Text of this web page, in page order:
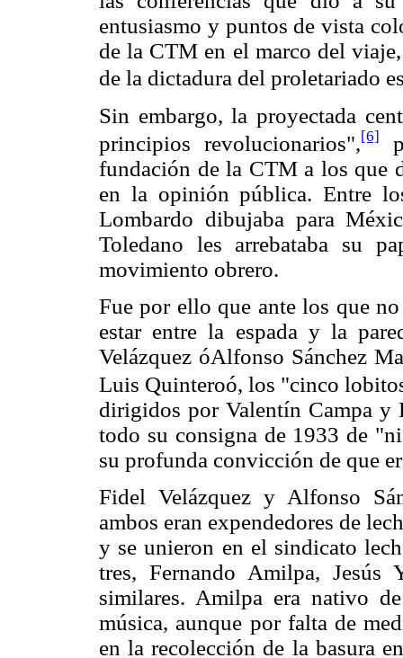
entusiasmo y puntos de vista
de la CTM en el marco del
de la dictadura del proletariado
Sin embargo, la proyectada
principios revolucionarios",[6]
fundación de la CTM a los que
en la opinión pública. Entre
Lombardo dibujaba para
Toledano les arrebataba su
movimiento obrero.
Fue por ello que ante los que
estar entre la espada y la
Velázquez óAlfonso Sánchez
Luis Quinteroó, los "cinco
dirigidos por Valentín Campa y
todo su consigna de 1933 de
su profunda convicción de que
Fidel Velázquez y Alfonso
ambos eran expendedores de
y se unieron en el sindicato
tres, Fernando Amilpa,
similares. Amilpa era nativo
música, aunque por falta de
en la recolección de la basura